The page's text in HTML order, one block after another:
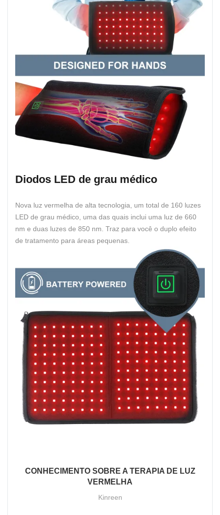
Diodos LED de grau médico
Nova luz vermelha de alta tecnologia, um total de 160 luzes
LED de grau médico, uma das quais inclui uma luz de 660
nm e duas luzes de 850 nm. Traz para você o duplo efeito
de tratamento para áreas pequenas.
CONHECIMENTO SOBRE A TERAPIA DE LUZ
VERMELHA
Kinreen